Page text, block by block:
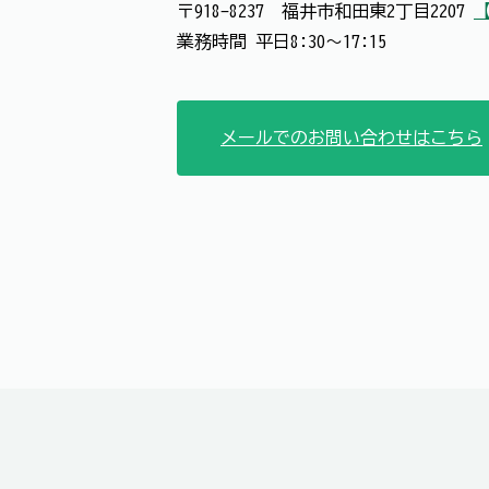
〒918-8237 福井市和田東2丁目2207
業務時間 平日8:30～17:15
メールでのお問い合わせはこちら